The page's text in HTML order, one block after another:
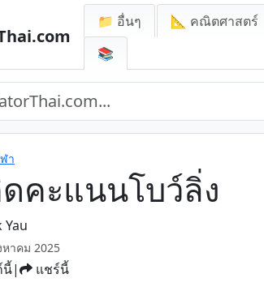
📁 อื่นๆ 📐 คณิตศาสตร์
📚
า
คะแนนโบว์ลิ่ง
Yau
หาคม 2025
นี้| แชร์นี้
ข